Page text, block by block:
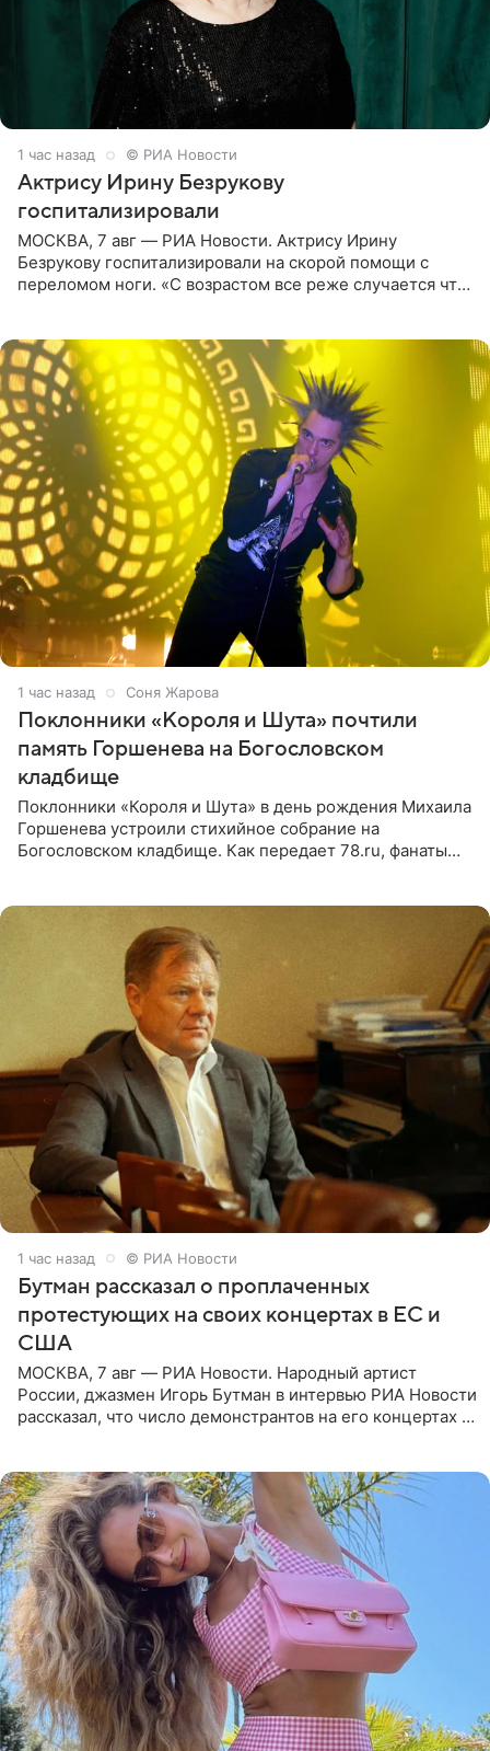
1 час назад © РИА Новости
Актрису Ирину Безрукову
госпитализировали
МОСКВА, 7 авг — РИА Новости. Актрису Ирину
Безрукову госпитализировали на скорой помощи с
переломом ноги. «С возрастом все реже случается что-
1 час назад Соня Жарова
Поклонники «Короля и Шута» почтили
память Горшенева на Богословском
кладбище
Поклонники «Короля и Шута» в день рождения Михаила
Горшенева устроили стихийное собрание на
Богословском кладбище. Как передает 78.ru, фанаты
1 час назад © РИА Новости
Бутман рассказал о проплаченных
протестующих на своих концертах в ЕС и
США
МОСКВА, 7 авг — РИА Новости. Народный артист
России, джазмен Игорь Бутман в интервью РИА Новости
рассказал, что число демонстрантов на его концертах в